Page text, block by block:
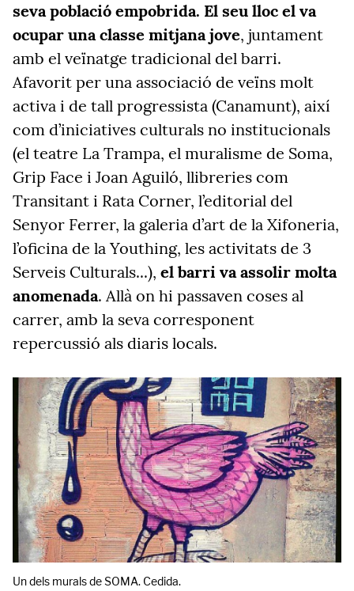
seva població empobrida. El seu lloc el va
ocupar una classe mitjana jove, juntament
amb el veïnatge tradicional del barri.
Afavorit per una associació de veïns molt
activa i de tall progressista (Canamunt), així
com d’iniciatives culturals no institucionals
(el teatre La Trampa, el muralisme de Soma,
Grip Face i Joan Aguiló, llibreries com
Transitant i Rata Corner, l’editorial del
Senyor Ferrer, la galeria d’art de la Xifoneria,
l’oficina de la Youthing, les activitats de 3
Serveis Culturals...), el barri va assolir molta
anomenada. Allà on hi passaven coses al
carrer, amb la seva corresponent
repercussió als diaris locals.
Un dels murals de SOMA. Cedida.